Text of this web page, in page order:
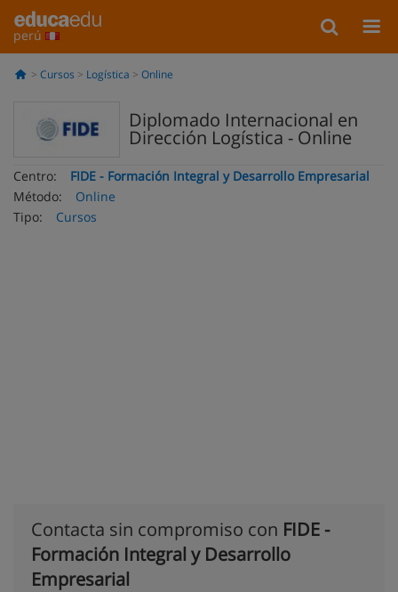
perú
Cursos Logística Online
Diplomado Internacional en
Dirección Logística - Online
Centro:
FIDE - Formación Integral y Desarrollo Empresarial
Método:
Online
Tipo:
Cursos
Contacta sin compromiso con FIDE -
Formación Integral y Desarrollo
Empresarial